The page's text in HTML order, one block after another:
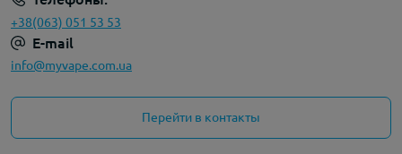
+38(063) 051 53 53
E-mail
info@myvape.com.ua
Перейти в контакты